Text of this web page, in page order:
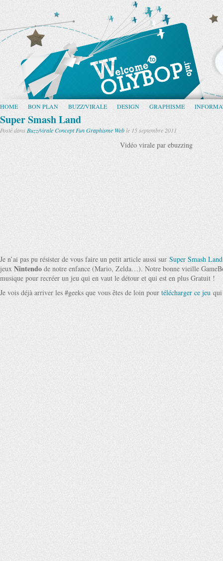
HOME BON PLAN BUZZ/VIRALE DESIGN GRAPHISME
Super Smash Land
Posté dans Buzz/viraleConcept FunGraphisme Weble 15 septembre 2011
Vidéo virale par ebuzzing
Je n’ai pas pu résister de vous faire un petit article aussi sur Super Smash Land
jeux Nintendo de notre enfance (Mario, Zelda…). Notre bonne vieille
musique pour recréer un jeu qui en vaut le détour et qui est en plus Gratuit !
Je vois déjà arriver les #geeks que vous êtes de loin pour télécharger ce jeu